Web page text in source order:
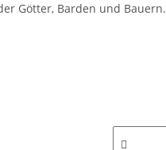
Götter, Barden und Bauern.